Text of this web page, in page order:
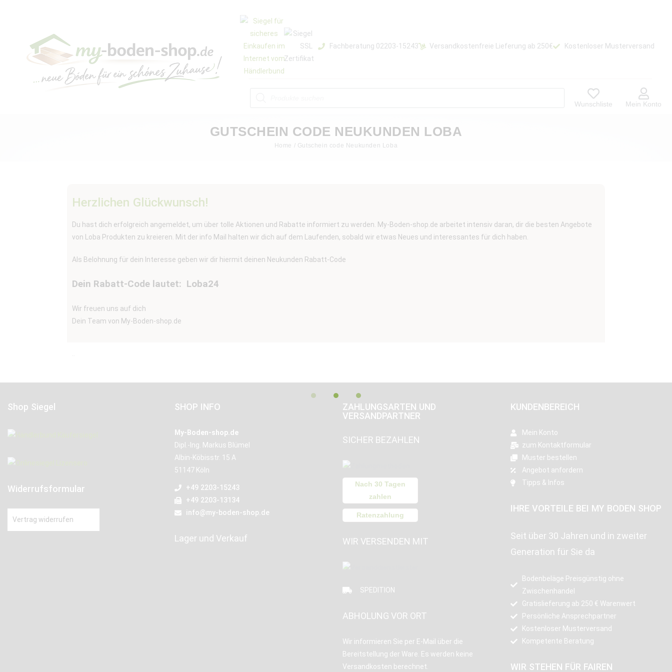
Fachberatung 02203-15243 Versandkostenfreie Lieferung ab 250€ Kostenloser Musterversand
Wunschliste Mein Konto
GUTSCHEIN CODE NEUKUNDEN LOBA
Home / Gutschein code Neukunden Loba
Herzlichen Glückwunsch!
Du hast dich erfolgreich angemeldet, um über tolle Aktionen und Rabatte informiert zu werden. My-Boden-shop.de arbeitet intensiv daran, dir die besten Angebote
von Loba Produkten zu kreieren. Mit der info Mail halten wir dich auf dem Laufenden, sobald wir etwas Neues und interessantes für dich haben.
Als Belohnung für dein Interesse geben wir dir hiermit deinen Neukunden Rabatt-Code
Dein Rabatt-Code lautet: Loba24
Wir freuen uns auf dich
Dein Team von My-Boden-shop.de
Shop Siegel
Widerrufsformular
Vertrag widerrufen
SHOP INFO
My-Boden-shop.de
Dipl.-Ing. Markus Blümel
Albin-Köbisstr. 15 A
51147 Köln
+49 2203-15243
+49 2203-13134
info@my-boden-shop.de
Lager und Verkauf
ZAHLUNGSARTEN UND
VERSANDPARTNER
SICHER BEZAHLEN
Nach 30 Tagen
zahlen
Ratenzahlung
WIR VERSENDEN MIT
SPEDITION
ABHOLUNG VOR ORT
Wir informieren Sie per E-Mail über die
Bereitstellung der Ware. Es werden keine
Versandkosten berechnet.
KUNDENBEREICH
Mein Konto
zum Kontaktformular
Muster bestellen
Angebot anfordern
Tipps & Infos
IHRE VORTEILE BEI MY BODEN SHOP
Seit über 30 Jahren und in zweiter
Generation für Sie da
Bodenbeläge Preisgünstig ohne
Zwischenhandel
Gratislieferung ab 250 € Warenwert
Persönliche Ansprechpartner
Kostenloser Musterversand
Kompetente Beratung
WIR STEHEN FÜR FAIREN